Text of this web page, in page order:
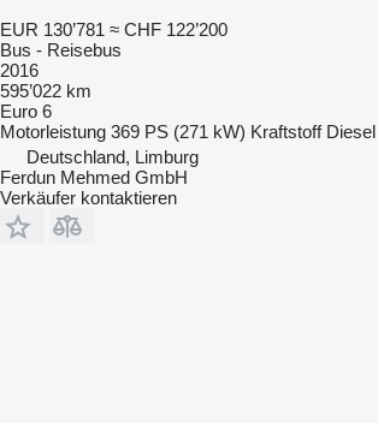
EUR 130’781 ≈ CHF 122’200
Bus - Reisebus
2016
595’022 km
Euro 6
Motorleistung 369 PS (271 kW) Kraftstoff Diesel
Deutschland, Limburg
Ferdun Mehmed GmbH
Verkäufer kontaktieren